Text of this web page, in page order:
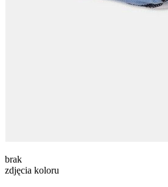
brak
zdjęcia koloru